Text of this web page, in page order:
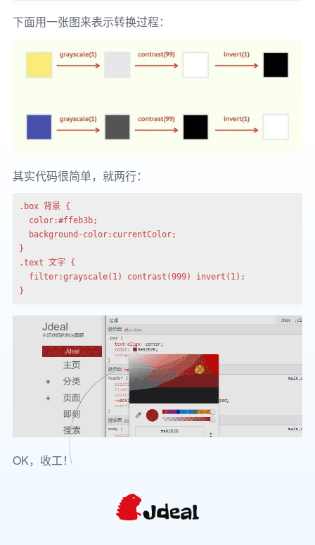
下面用一张图来表示转换过程：
其实代码很简单，就两行：
.box 背景 {
  color:#ffeb3b;
  background-color:currentColor;
}
.text 文字 {
  filter:grayscale(1) contrast(999) invert(1);
}
OK，收工！